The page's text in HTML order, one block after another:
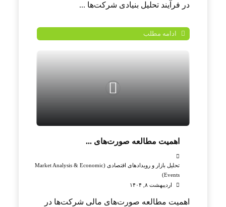
در فرآیند تحلیل بنیادی شرکت‌ها ...
ادامه مطلب
اهمیت مطالعه صورت‌های ...
تحلیل بازار و رویدادهای اقتصادی (Market Analysis & Economic
Events)
اردیبهشت ۸, ۱۴۰۴
اهمیت مطالعه صورت‌های مالی شرکت‌ها در